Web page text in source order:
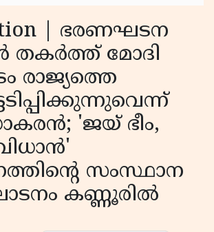
| ഭരണഘടന
തകർത്ത് മോദി
രാജ്യത്തെ
'ജയ് ഭീം,
സംസ്ഥാന
കണ്ണൂരിൽ